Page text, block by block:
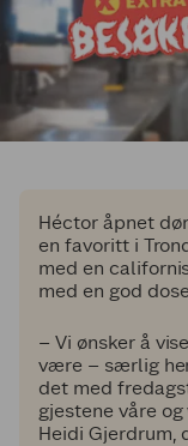
Héctor åpnet
en favoritt i
med en
med en god
– Vi ønsker å
være – særlig
det med
gjestene våre
Heidi Gjerdrum,